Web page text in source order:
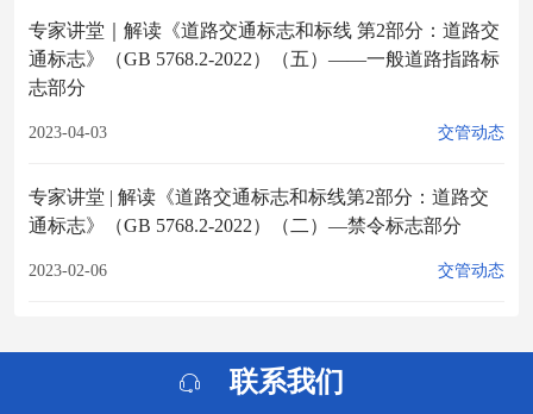
专家讲堂｜解读《道路交通标志和标线 第2部分：道路交
通标志》（GB 5768.2-2022）（五）——一般道路指路标
志部分
2023-04-03 交管动态
专家讲堂 | 解读《道路交通标志和标线第2部分：道路交
通标志》（GB 5768.2-2022）（二）—禁令标志部分
2023-02-06 交管动态
联系我们